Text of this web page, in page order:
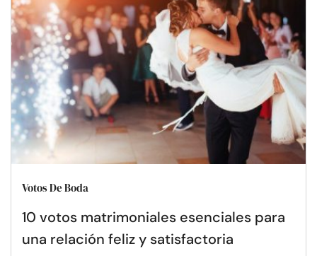
Votos De Boda
10 votos matrimoniales esenciales para
una relación feliz y satisfactoria